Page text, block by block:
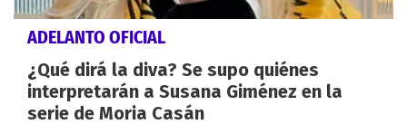
ADELANTO OFICIAL
¿Qué dirá la diva? Se supo quiénes
interpretarán a Susana Giménez en la
serie de Moria Casán